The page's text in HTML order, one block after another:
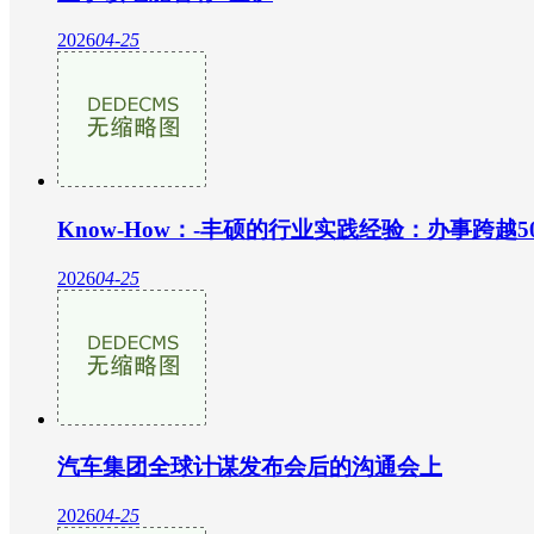
202604-25
Know-How：-丰硕的行业实践经验：办事跨越
202604-25
汽车集团全球计谋发布会后的沟通会上
202604-25